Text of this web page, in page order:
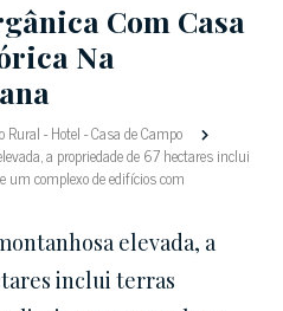
Com Casa
Na
Rural-Hotel-Casa de Campo
a propriedade de 67 hectares inclui
um complexo de edifícios com
elevada, a
inclui terras